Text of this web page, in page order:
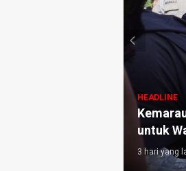
Kemarau Picu Krisis Air